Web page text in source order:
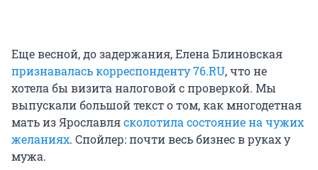
Еще весной, до задержания, Елена Блиновская
признавалась корреспонденту 76.RU, что не
хотела бы визита налоговой с проверкой. Мы
выпускали большой текст о том, как многодетная
мать из Ярославлясколотила состояние на чужих
желаниях. Спойлер: почти весь бизнес в руках у
мужа.